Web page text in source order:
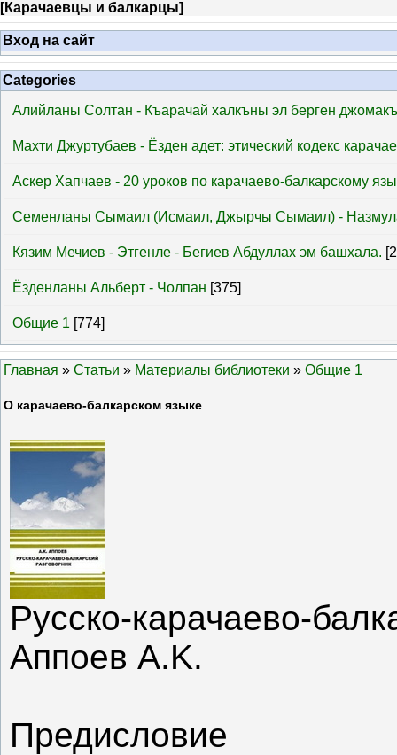
[Карачаевцы и балкарцы]
Вход на сайт
Categories
Алийланы Солтан - Къарачай халкъны эл берген
Махти Джуртубаев - Ёзден адет: этический кодекс
Аскер Хапчаев - 20 уроков по карачаево-балкарскому
Семенланы Сымаил (Исмаил, Джырчы Сымаил) -
Кязим Мечиев - Этгенле - Бегиев Абдуллах эм башхала.
Ёзденланы Альберт - Чолпан [375]
Общие 1 [774]
Главная » Статьи » Материалы библиотеки » Общие 1
О карачаево-балкарском языке
Русско-карачаево-
Аппоев A.K.
Предисловие